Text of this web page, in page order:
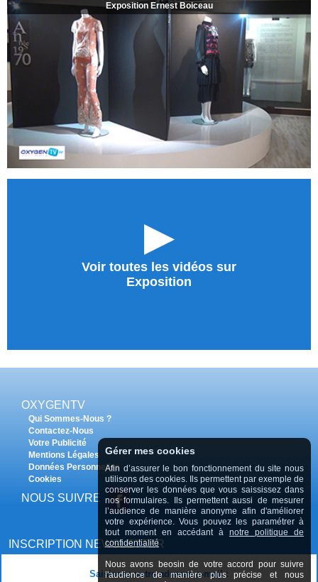
Exposition Ernest Boiceau
►
Voir toutes les vidéos sur
Exposition
OXYGENTV
Qui Sommes-Nous ?
Contactez-Nous
Votre Publicité
Mentions Légales
Données Personnelles
Cookies
NOUS SUIVRE
INSCRIPTION NEWSLETTER
Saisissez votre adresse e-mail :
Gérer mes cookies
Afin d’assurer le bon fonctionnement du site nous
utilisons des cookies. Ils permettent par exemple de
conserver les données que vous saississez dans
nos formulaires. Ils permettent aussi de mesurer
l’audience de manière anonyme afin d'améliorer
votre expérience. Vous pouvez les paramétrer à
tout moment en accédant à notre politique de
confidentialité
Nous avons beosin de votre accord pour suivre
l'audience de manière plus précise et nous